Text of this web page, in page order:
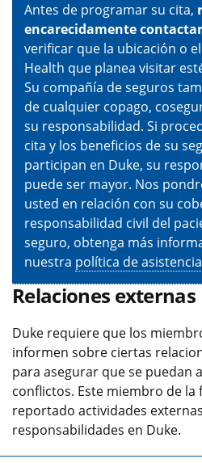
Antes de programar su cita,
encarecidamente
verificar que la ubicación o
Health que planea visitar
Su compañía de seguros
de cualquier copago,
su responsabilidad. Si
cita y los beneficios de su
participan en Duke, su
puede ser mayor. Nos
usted en relación con su
responsabilidad civil del
seguro, obtenga más
nuestra política de
Relaciones externas
Duke requiere que los
informen sobre ciertas
para asegurar que se puedan
conflictos. Este miembro de la
reportado actividades
responsabilidades en Duke.